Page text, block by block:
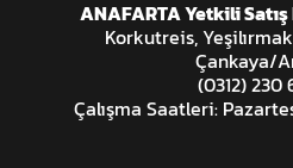
ANAFARTA Yetkili
Korkutreis,
Çankaya/
(0312) 230
Çalışma Saatleri: